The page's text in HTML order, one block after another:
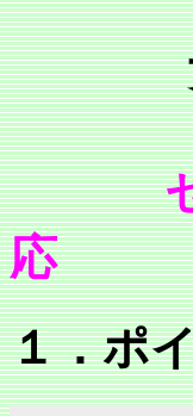
女
応
１．ポ